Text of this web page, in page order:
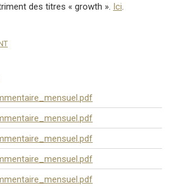
des titres « growth ». Ici.